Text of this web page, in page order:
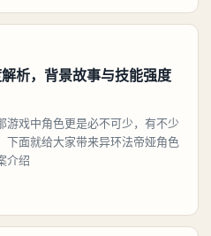
析，背景故事与技能强度
游戏中角色更是必不可少，有不少
下面就给大家带来异环法帝娅角色
介绍